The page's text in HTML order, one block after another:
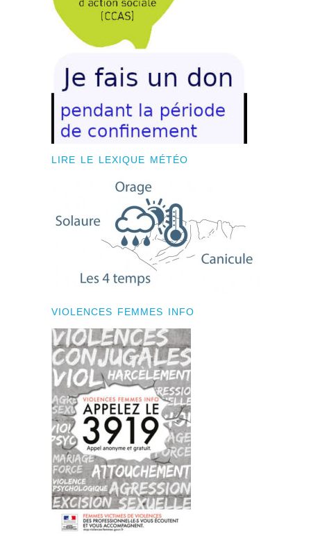
LIRE LE LEXIQUE MÉTÉO
VIOLENCES FEMMES INFO